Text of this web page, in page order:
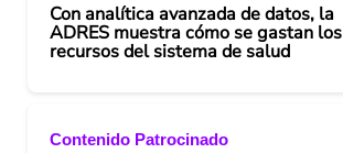
Con analítica avanzada de datos, la
ADRES muestra cómo se gastan los
recursos del sistema de salud
Contenido Patrocinado